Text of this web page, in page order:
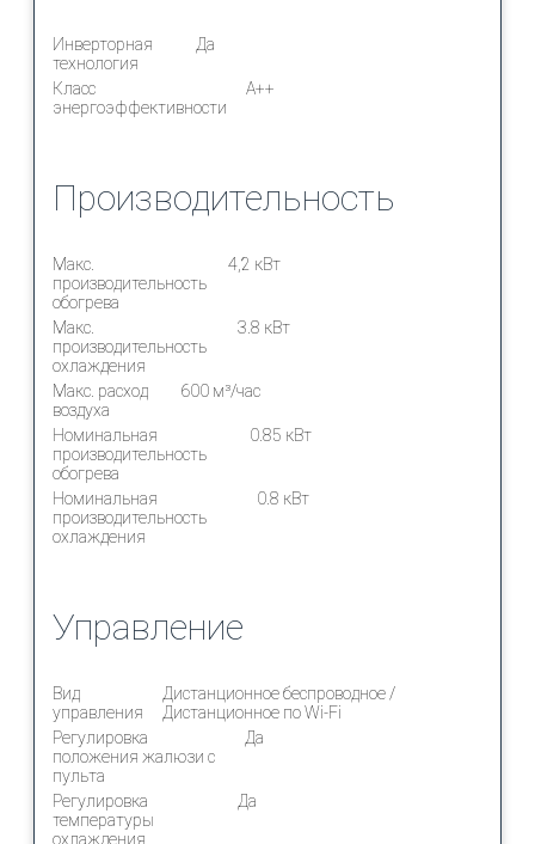
Инверторная
технология
Да
Класс
энергоэффективности
A++
Производительность
Макс.
производительность
обогрева
4,2 кВт
Макс.
производительность
охлаждения
3.8 кВт
Макс. расход
воздуха
600 м³/час
Номинальная
производительность
обогрева
0.85 кВт
Номинальная
производительность
охлаждения
0.8 кВт
Управление
Вид
управления
Дистанционное беспроводное /
Дистанционное по Wi-Fi
Регулировка
положения жалюзи с
пульта
Да
Регулировка
температуры
охлаждения
Да